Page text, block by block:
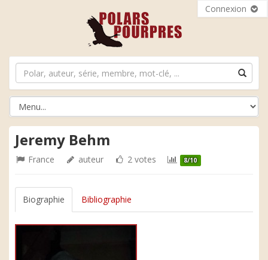
Connexion
Jeremy Behm
France auteur 2 votes 8/10
Biographie Bibliographie